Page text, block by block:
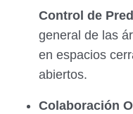
Control de
general de las
en espacios
abiertos.
Colaboración